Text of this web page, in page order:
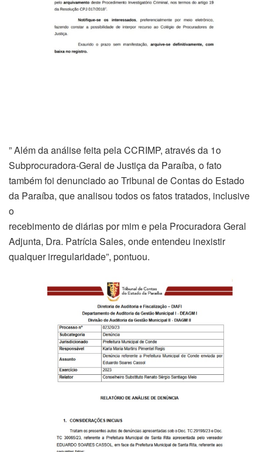
” Além da análise feita pela CCRIMP, através da 1o
Subprocuradora-Geral de Justiça da Paraíba, o fato
também foi denunciado ao Tribunal de Contas do Estado
da Paraíba, que analisou todos os fatos tratados, inclusive
o
recebimento de diárias por mim e pela Procuradora Geral
Adjunta, Dra. Patrícia Sales, onde entendeu inexistir
qualquer irregularidade”, pontuou.